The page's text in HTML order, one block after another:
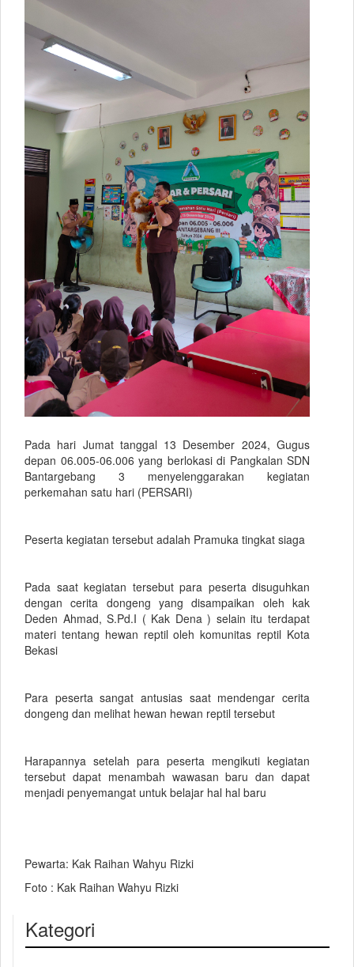
Pada hari Jumat tanggal 13 Desember 2024, Gugus
depan 06.005-06.006 yang berlokasi di Pangkalan SDN
Bantargebang 3 menyelenggarakan kegiatan
perkemahan satu hari (PERSARI)
Peserta kegiatan tersebut adalah Pramuka tingkat siaga
Pada saat kegiatan tersebut para peserta disuguhkan
dengan cerita dongeng yang disampaikan oleh kak
Deden Ahmad, S.Pd.I ( Kak Dena ) selain itu terdapat
materi tentang hewan reptil oleh komunitas reptil Kota
Bekasi
Para peserta sangat antusias saat mendengar cerita
dongeng dan melihat hewan hewan reptil tersebut
Harapannya setelah para peserta mengikuti kegiatan
tersebut dapat menambah wawasan baru dan dapat
menjadi penyemangat untuk belajar hal hal baru
Pewarta: Kak Raihan Wahyu Rizki
Foto : Kak Raihan Wahyu Rizki
Kategori